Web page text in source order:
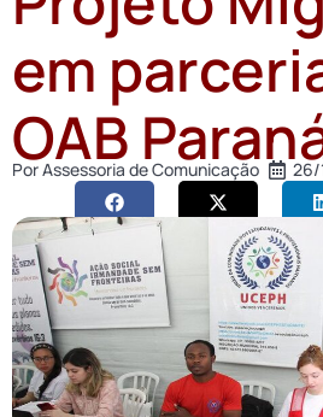
em
OAB
PorAssessoria de Comunicação 26/